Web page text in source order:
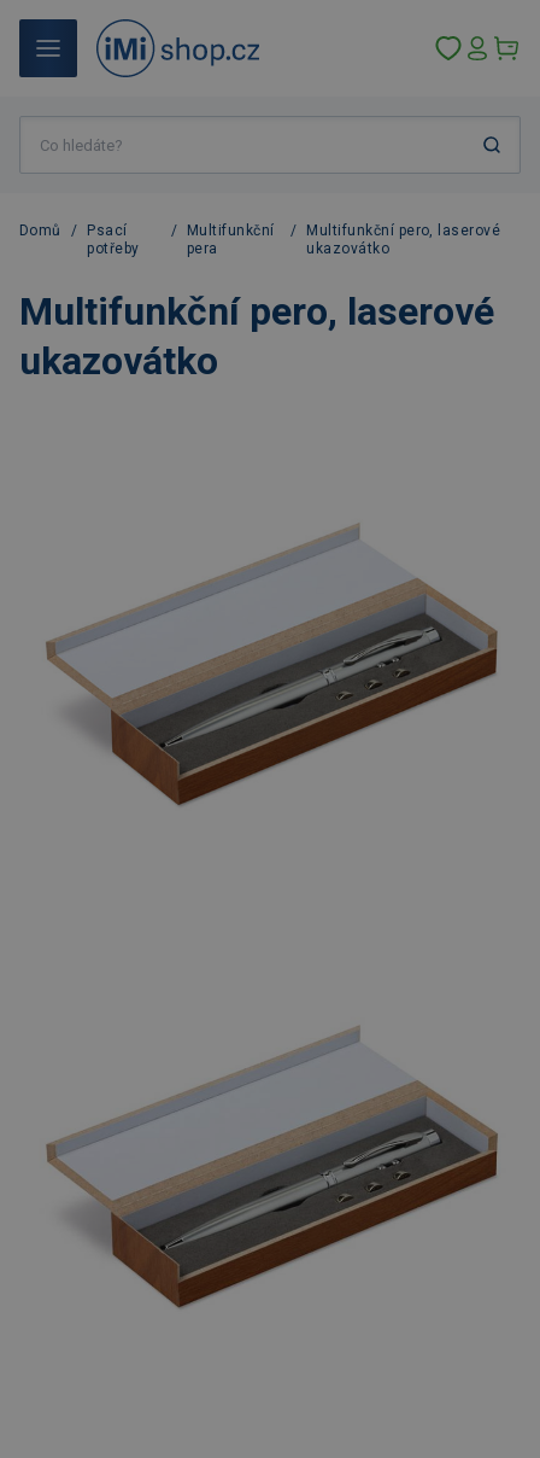
Domů /
Psací
potřeby
/
Multifunkční
pera
/
Multifunkční pero, laserové
ukazovátko
Multifunkční pero, laserové
ukazovátko